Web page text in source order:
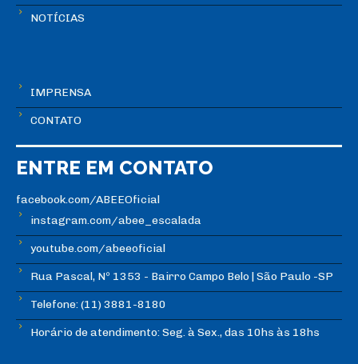
NOTÍCIAS
IMPRENSA
CONTATO
ENTRE EM CONTATO
facebook.com/ABEEOficial
instagram.com/abee_escalada
youtube.com/abeeoficial
Rua Pascal, Nº 1353 - Bairro Campo Belo | São Paulo -SP
Telefone: (11) 3881-8180
Horário de atendimento: Seg. à Sex., das 10hs às 18hs